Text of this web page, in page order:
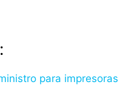
para impresoras